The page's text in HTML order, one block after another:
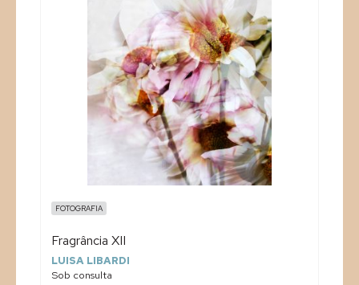
FOTOGRAFIA
Fragrância XII
LUISA LIBARDI
Sob consulta